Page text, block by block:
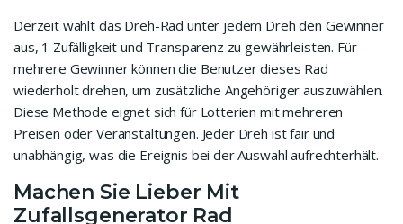
Derzeit wählt das Dreh-Rad unter jedem Dreh den Gewinner
aus, 1 Zufälligkeit und Transparenz zu gewährleisten. Für
mehrere Gewinner können die Benutzer dieses Rad
wiederholt drehen, um zusätzliche Angehöriger auszuwählen.
Diese Methode eignet sich für Lotterien mit mehreren
Preisen oder Veranstaltungen. Jeder Dreh ist fair und
unabhängig, was die Ereignis bei der Auswahl aufrechterhält.
Machen Sie Lieber Mit
Zufallsgenerator Rad